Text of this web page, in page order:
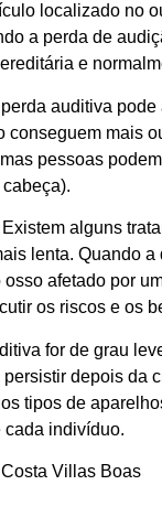
localizado no
a perda de
e
perda auditiva
conseguem mais
pessoas
alguns
lenta. Quando
afetado por
os riscos e os
for de grau
depois da
tipos de
indivíduo.
Villas Boas